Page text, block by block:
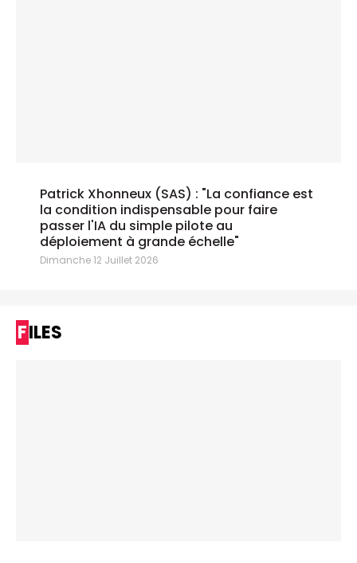
Patrick Xhonneux (SAS) : "La confiance est
la condition indispensable pour faire
passer l'IA du simple pilote au
déploiement à grande échelle"
Dimanche 12 Juillet 2026
FILES